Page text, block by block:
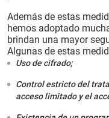
Además de estas
hemos adoptado
brindan una mayor
Algunas de estas
Uso de cifrado;
Control estricto del
acceso limitado y el